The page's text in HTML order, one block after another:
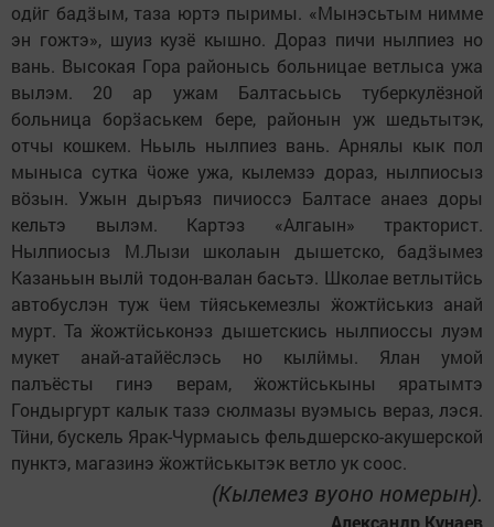
одӥг бадӟым, таза юртэ пыримы. «Мынэсьтым нимме
эн гожтэ», шуиз кузё кышно. Дораз пичи нылпиез но
вань. Высокая Гора районысь больницае ветлыса ужа
вылэм. 20 ар ужам Балтасьысь туберкулёзной
больница борӟаськем бере, районын уж шедьтытэк,
отчы кошкем. Ньыль нылпиез вань. Арнялы кык пол
мыныса сутка ӵоже ужа, кылемзэ дораз, нылпиосыз
вӧзын. Ужын дыръяз пичиоссэ Балтасе анаез доры
кельтэ вылэм. Картэз «Алгаын» тракторист.
Нылпиосыз М.Лызи школаын дышетско, бадӟымез
Казаньын вылӥ тодон-валан басьтэ. Школае ветлытӥсь
автобуслэн туж ӵем тӥяськемезлы ӝожтӥськиз анай
мурт. Та ӝожтӥськонэз дышетскись нылпиоссы луэм
мукет анай-атайёслэсь но кылӥмы. Ялан умой
палъёсты гинэ верам, ӝожтӥськыны яратымтэ
Гондыргурт калык тазэ сюлмазы вуэмысь вераз, лэся.
Тӥни, бускель Ярак-Чурмаысь фельдшерско-акушерской
пунктэ, магазинэ ӝожтӥськытэк ветло ук соос.
(Кылемез вуоно номерын).